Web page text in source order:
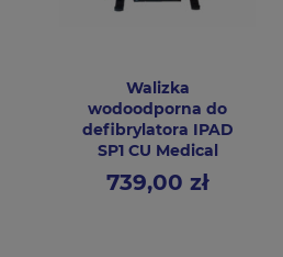
Walizka
wodoodporna do
defibrylatora IPAD
SP1 CU Medical
Cena739,00 zł